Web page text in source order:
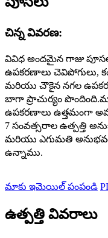
చిన్న వివరణ:
వివిధ అందమైన గాజు
ఉపకరణాలు చెవిపోగులు,
మరియు చౌకైన నగల
బాగా ప్రాచుర్యం
ఉపకరణాలు ఉత్తమంగా
7 సంవత్సరాల ఉత్పత్తి
మరియు ఎగుమతి
ఉన్నాము.
మాకు ఇమెయిల్ పంపండి
ఉత్పత్తి వివరాలు